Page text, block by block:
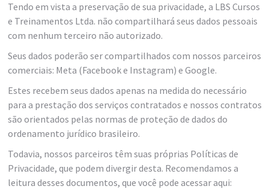
Tendo em vista a preservação de sua privacidade, a LBS Cursos
e Treinamentos Ltda. não compartilhará seus dados pessoais
com nenhum terceiro não autorizado.
Seus dados poderão ser compartilhados com nossos parceiros
comerciais: Meta (Facebook e Instagram) e Google.
Estes recebem seus dados apenas na medida do necessário
para a prestação dos serviços contratados e nossos contratos
são orientados pelas normas de proteção de dados do
ordenamento jurídico brasileiro.
Todavia, nossos parceiros têm suas próprias Políticas de
Privacidade, que podem divergir desta. Recomendamos a
leitura desses documentos, que você pode acessar aqui: